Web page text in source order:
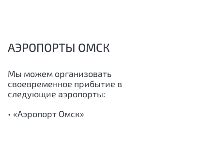
АЭРОПОРТЫ ОМСК
Мы можем организовать
своевременное прибытие в
следующие аэропорты:
• «Аэропорт Омск»